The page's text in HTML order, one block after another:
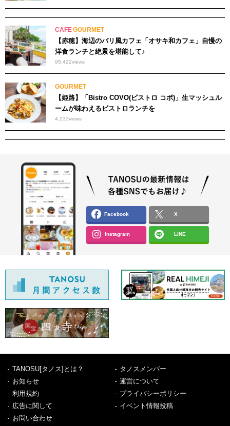
CAFEGOURMET
【赤穂】海辺のバリ風カフェ「オサキ和カフェ」自慢の
洋食ランチと絶景を堪能して♪
95,422views
GOURMET
【姫路】「Bistro COVO(ビストロ コボ)」生マッシュル
ームが味わえるビストロランチを
4,233views
Facebook X
Instagram LINE
TANOSU[タノス]とは？
タノスメンバー
お知らせ
運営について
利用規約
プライバシーポリシー
広告に関して
イベント情報投稿
お問い合わせ